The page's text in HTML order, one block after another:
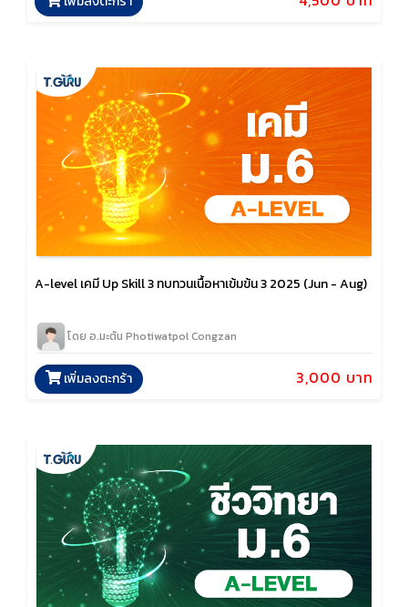
A-level เคมี Up Skill 3 ทบทวนเนื้อหาเข้มข้น 3 2025 (Jun - Aug)
โดย อ.มะตัน Photiwatpol Congzan
3,000 บาท
เพิ่มลงตะกร้า